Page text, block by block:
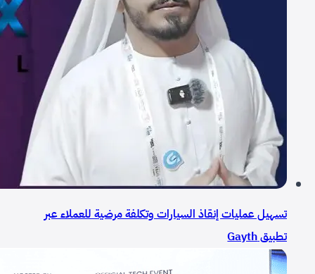
تسهيل عمليات إنقاذ السيارات وتكلفة مرضية للعملاء عبر
تطبيق Gayth